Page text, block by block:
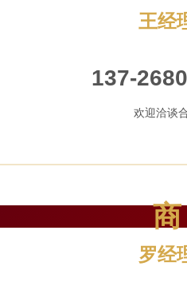
王经
137-
欢迎洽谈
商
罗经